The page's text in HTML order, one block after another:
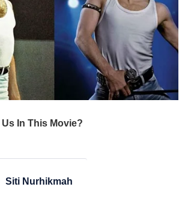
Siti Nurhikmah